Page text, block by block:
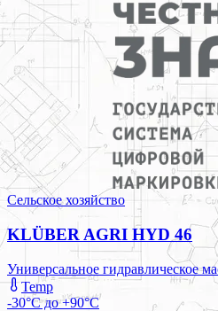
Сельское хозяйство
KLÜBER AGRI HYD 46
Универсальное гидравлическое
Temp
-30°C до +90°C